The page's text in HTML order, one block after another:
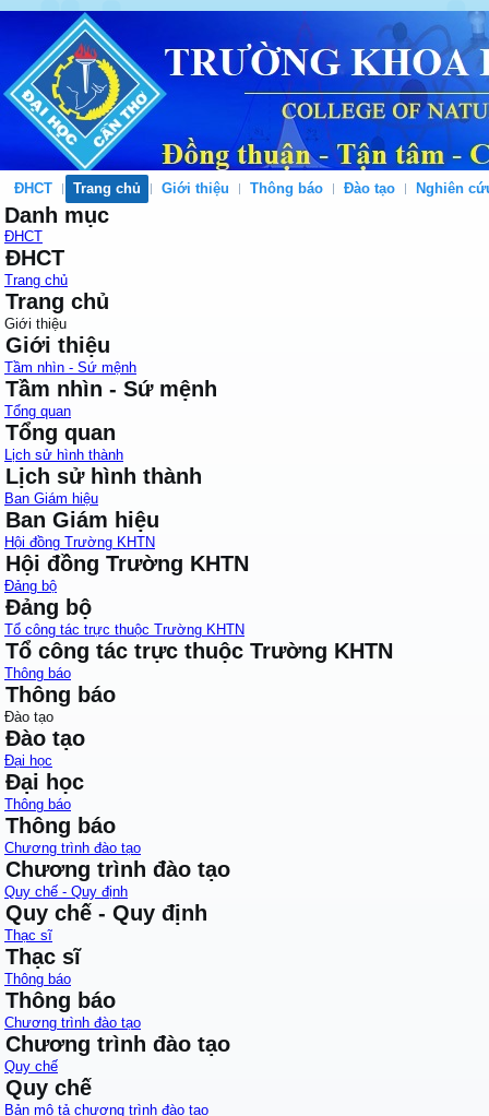
ĐHCT Trang chủ Giới thiệu Thông báo Đào tạo Nghiên
Danh mục
ĐHCT
ĐHCT
Trang chủ
Trang chủ
Giới thiệu
Giới thiệu
Tầm nhìn - Sứ mệnh
Tầm nhìn - Sứ mệnh
Tổng quan
Tổng quan
Lịch sử hình thành
Lịch sử hình thành
Ban Giám hiệu
Ban Giám hiệu
Hội đồng Trường KHTN
Hội đồng Trường KHTN
Đảng bộ
Đảng bộ
Tổ công tác trực thuộc Trường KHTN
Tổ công tác trực thuộc Trường KHTN
Thông báo
Thông báo
Đào tạo
Đào tạo
Đại học
Đại học
Thông báo
Thông báo
Chương trình đào tạo
Chương trình đào tạo
Quy chế - Quy định
Quy chế - Quy định
Thạc sĩ
Thạc sĩ
Thông báo
Thông báo
Chương trình đào tạo
Chương trình đào tạo
Quy chế
Quy chế
Bản mô tả chương trình đào tạo